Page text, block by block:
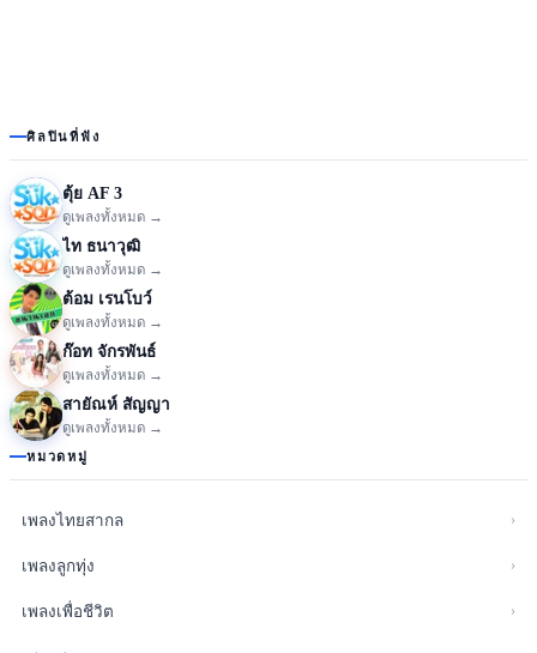
ศิลปินที่ฟัง
ตุ้ย AF 3
ดูเพลงทั้งหมด →
ไท ธนาวุฒิ
ดูเพลงทั้งหมด →
ต้อม เรนโบว์
ดูเพลงทั้งหมด →
ก๊อท จักรพันธ์
ดูเพลงทั้งหมด →
สายัณห์ สัญญา
ดูเพลงทั้งหมด →
หมวดหมู่
เพลงไทยสากล ›
เพลงลูกทุ่ง ›
เพลงเพื่อชีวิต ›